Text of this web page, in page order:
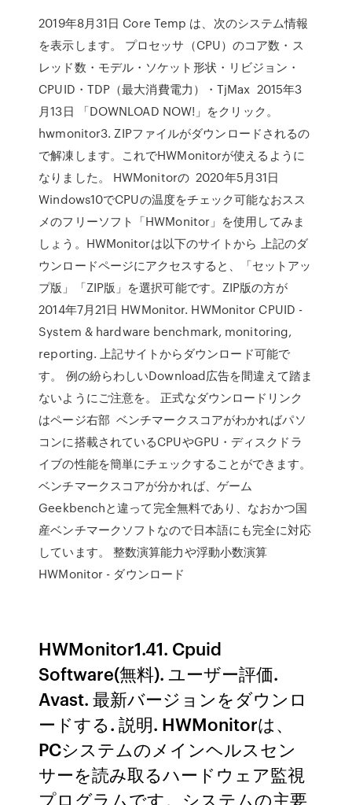
2019年8月31日 Core Temp は、次のシステム情報
を表示します。 プロセッサ（CPU）のコア数・ス
レッド数・モデル・ソケット形状・リビジョン・
CPUID・TDP（最大消費電力）・TjMax 2015年3
月13日 「DOWNLOAD NOW!」をクリック。
hwmonitor3. ZIPファイルがダウンロードされるの
で解凍します。これでHWMonitorが使えるように
なりました。 HWMonitorの 2020年5月31日
Windows10でCPUの温度をチェック可能なおスス
メのフリーソフト「HWMonitor」を使用してみま
しょう。HWMonitorは以下のサイトから 上記のダ
ウンロードページにアクセスすると、「セットアッ
プ版」「ZIP版」を選択可能です。ZIP版の方が
2014年7月21日 HWMonitor. HWMonitor CPUID -
System & hardware benchmark, monitoring,
reporting. 上記サイトからダウンロード可能で
す。 例の紛らわしいDownload広告を間違えて踏ま
ないようにご注意を。 正式なダウンロードリンク
はページ右部 ベンチマークスコアがわかればパソ
コンに搭載されているCPUやGPU・ディスクドラ
イブの性能を簡単にチェックすることができます。
ベンチマークスコアが分かれば、ゲーム
Geekbenchと違って完全無料であり、なおかつ国
産ベンチマークソフトなので日本語にも完全に対応
しています。 整数演算能力や浮動小数演算
HWMonitor - ダウンロード
HWMonitor1.41. Cpuid
Software(無料). ユーザー評価.
Avast. 最新バージョンをダウンロ
ードする. 説明. HWMonitorは、
PCシステムのメインヘルスセン
サーを読み取るハードウェア監視
プログラムです。システムの主要